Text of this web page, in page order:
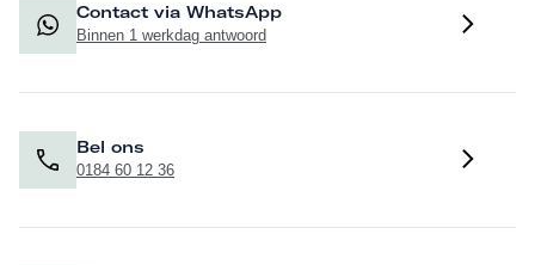
Contact via WhatsApp
Binnen 1 werkdag antwoord
Bel ons
0184 60 12 36